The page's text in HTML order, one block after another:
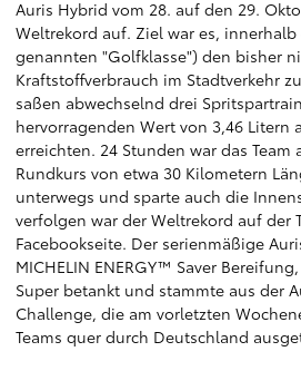
Auris Hybrid vom 28. auf den 29.
Weltrekord auf. Ziel war es,
genannten "Golfklasse") den bisher
Kraftstoffverbrauch im Stadtverkehr
saßen abwechselnd drei
hervorragenden Wert von 3,46 Litern
erreichten. 24 Stunden war das
Rundkurs von etwa 30 Kilometern
unterwegs und sparte auch die
verfolgen war der Weltrekord auf der
Facebookseite. Der serienmäßige
MICHELIN ENERGY™ Saver
Super betankt und stammte aus der
Challenge, die am vorletzten
Teams quer durch Deutschland